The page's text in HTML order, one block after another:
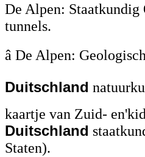
De Alpen:
tunnels.
â De Alpen:
Duitschland
kaartje van Zuid-
Duitschland
Staten).